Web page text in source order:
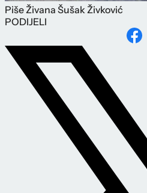
PišeŽivana Šušak Živković
PODIJELI